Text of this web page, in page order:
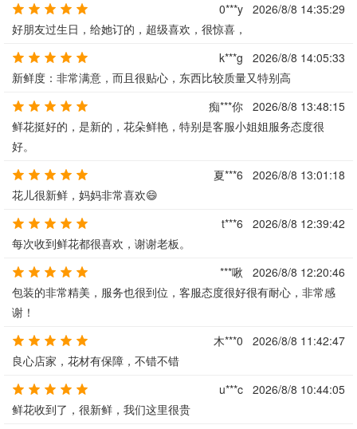
0***y
2026/8/8 14:35:29
好朋友过生日，给她订的，超级喜欢，很惊喜，
k***g
2026/8/8 14:05:33
新鲜度：非常满意，而且很贴心，东西比较质量又特别高
痴***你
2026/8/8 13:48:15
鲜花挺好的，是新的，花朵鲜艳，特别是客服小姐姐服务态度很
好。
夏***6
2026/8/8 13:01:18
花儿很新鲜，妈妈非常喜欢😄
t***6
2026/8/8 12:39:42
每次收到鲜花都很喜欢，谢谢老板。
***啾
2026/8/8 12:20:46
包装的非常精美，服务也很到位，客服态度很好很有耐心，非常感
谢！
木***0
2026/8/8 11:42:47
良心店家，花材有保障，不错不错
u***c
2026/8/8 10:44:05
鲜花收到了，很新鲜，我们这里很贵